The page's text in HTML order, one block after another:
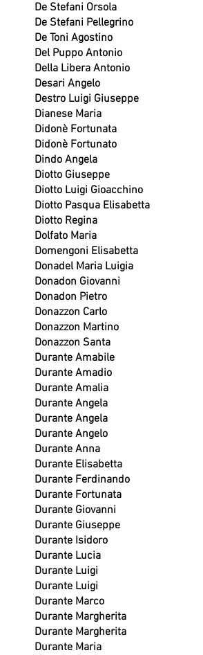
De Stefani Orsola
De Stefani Pellegrino
De Toni Agostino
Del Puppo Antonio
Della Libera Antonio
Desari Angelo
Destro Luigi Giuseppe
Dianese Maria
Didonè Fortunata
Didonè Fortunato
Dindo Angela
Diotto Giuseppe
Diotto Luigi Gioacchino
Diotto Pasqua Elisabetta
Diotto Regina
Dolfato Maria
Domengoni Elisabetta
Donadel Maria Luigia
Donadon Giovanni
Donadon Pietro
Donazzon Carlo
Donazzon Martino
Donazzon Santa
Durante Amabile
Durante Amadio
Durante Amalia
Durante Angela
Durante Angela
Durante Angelo
Durante Anna
Durante Elisabetta
Durante Ferdinando
Durante Fortunata
Durante Giovanni
Durante Giuseppe
Durante Isidoro
Durante Lucia
Durante Luigi
Durante Luigi
Durante Marco
Durante Margherita
Durante Margherita
Durante Maria